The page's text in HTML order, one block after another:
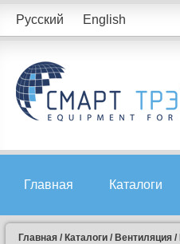
Русский English
Главная Каталоги
Главная / Каталоги / Вентиляция /